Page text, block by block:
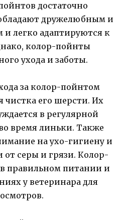
достаточно
дружелюбным и
легко адаптируются к
колор-пойнты
ухода и заботы.
за колор-пойнтом
чистка его шерсти. Их
в регулярной
время линьки. Также
на ухо-гигиену и
серы и грязи. Колор-
правильном питании и
у ветеринара для